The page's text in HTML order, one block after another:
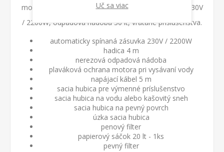
motor max. 1400 W, automaticky spínaná zásuvka 230V
/ 2200W, odpadová nádoba 30 lt, vrátane príslušenstva.
automaticky spínaná zásuvka 230V / 2200W
hadica 4 m
nerezová odpadová nádoba
plaváková ochrana motora pri vysávaní vody
napájací kábel 5 m
sacia hubica pre výmenné príslušenstvo
sacia hubica na vodu alebo kašovitý sneh
sacia hubica na pevný povrch
úzka sacia hubica
penový filter
papierový sáčok 20 lt - 1ks
pevný filter
Uč sa viac